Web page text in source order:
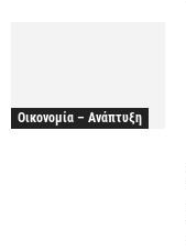
Οικονομία – Ανάπτυξη